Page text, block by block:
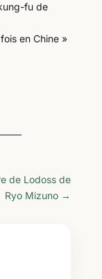
fu de
en Chine »
de Lodoss de
Ryo Mizuno →